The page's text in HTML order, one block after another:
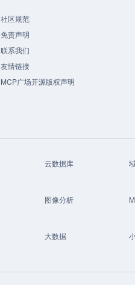
社区规范
免责声明
联系我们
友情链接
MCP广场开源版权声明
云数据库
图像分析
大数据